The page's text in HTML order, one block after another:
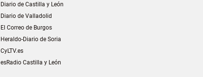
Diario de Castilla y León
Diario de Valladolid
El Correo de Burgos
Heraldo-Diario de Soria
CyLTV.es
esRadio Castilla y León